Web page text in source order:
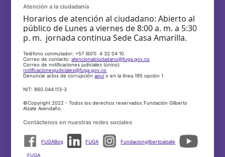
Atención a la ciudadanía
Horarios de atención al ciudadano: Abierto al
público de Lunes a viernes de 8:00 a. m. a 5:30
p. m. jornada continua Sede Casa Amarilla.
Teléfono conmutador: +57 (601) 4 32 04 10
Correo de contacto:atencionalciudadano@fuga.gov.co
Correo de notificaciones judiciales (único):
notificacionesjudiciales@fuga.gov.co
Denuncie actos de corrupciónaquío en la línea 195 opción 1
NIT: 860.044.113-3
©Copyright 2022 - Todos los derechos reservados Fundación Gilberto
Alzate Avendaño.
Contáctenos en nuestras redes sociales
FUGABog FUGA Fundaciongilbertoalzate
FUGA